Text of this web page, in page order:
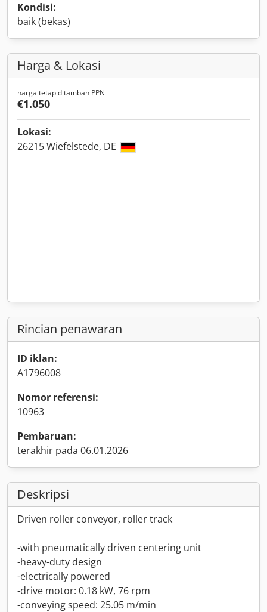
Kondisi:
baik (bekas)
Harga & Lokasi
harga tetap ditambah PPN
€1.050
Lokasi:
26215 Wiefelstede, DE
Rincian penawaran
ID iklan:
A1796008
Nomor referensi:
10963
Pembaruan:
terakhir pada 06.01.2026
Deskripsi
Driven roller conveyor, roller track
-with pneumatically driven centering unit
-heavy-duty design
-electrically powered
-drive motor: 0.18 kW, 76 rpm
-conveying speed: 25.05 m/min